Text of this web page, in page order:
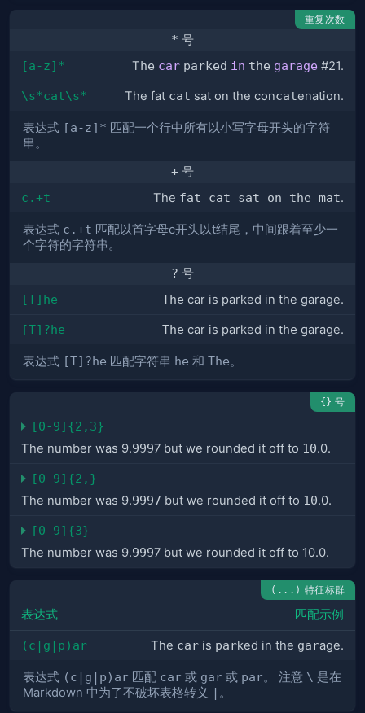
重复次数
* 号
[a-z]* The car parked in the garage #21.
\s*cat\s* The fat cat sat on the concatenation.
表达式 [a-z]* 匹配一个行中所有以小写字母开头的字符
串。
+ 号
c.+t The fat cat sat on the mat.
表达式 c.+t 匹配以首字母c开头以t结尾，中间跟着至少一
个字符的字符串。
? 号
[T]he The car is parked in the garage.
[T]?he The car is parked in the garage.
表达式 [T]?he 匹配字符串 he 和 The。
{} 号
[0-9]{2,3}
The number was 9.9997 but we rounded it off to 10.0.
[0-9]{2,}
The number was 9.9997 but we rounded it off to 10.0.
[0-9]{3}
The number was 9.9997 but we rounded it off to 10.0.
(...) 特征标群
表达式 匹配示例
(c|g|p)ar The car is parked in the garage.
表达式 (c|g|p)ar 匹配 car 或 gar 或 par。 注意 \ 是在
Markdown 中为了不破坏表格转义
| 。